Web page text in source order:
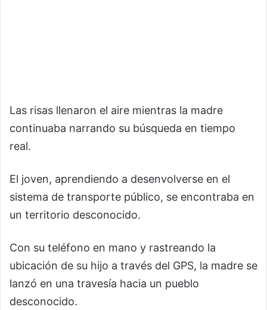
Las risas llenaron el aire mientras la madre
continuaba narrando su búsqueda en tiempo
real.
El joven, aprendiendo a desenvolverse en el
sistema de transporte público, se encontraba en
un territorio desconocido.
Con su teléfono en mano y rastreando la
ubicación de su hijo a través del GPS, la madre se
lanzó en una travesía hacia un pueblo
desconocido.